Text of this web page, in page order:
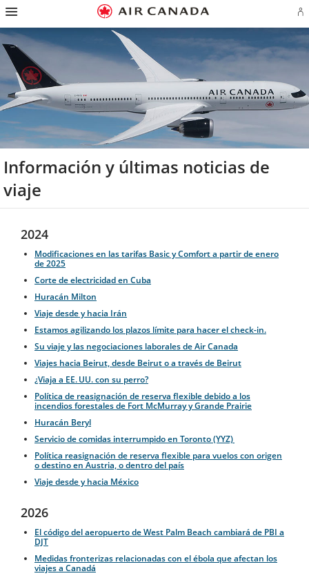
página
de
inicio
Omitir
pasar
la
pantalla
navegación
principal
Omitir
pasar
contenido
campo
de
búsqueda
Omitir
pasar
los
vínculos
pie
de
página
Omitir
pasar
mapa
del
sitio
Omitir
pasar
Contáctenos
Información y últimas noticias de
viaje
2024
Modificaciones en las tarifas Basic y Comfort a partir de enero
de 2025
Corte de electricidad en Cuba
Huracán Milton
Viaje desde y hacia Irán
Estamos agilizando los plazos límite para hacer el check-in.
Su viaje y las negociaciones laborales de Air Canada
Viajes hacia Beirut, desde Beirut o a través de Beirut
¿Viaja a EE. UU. con su perro?
Política de reasignación de reserva flexible debido a los
incendios forestales de Fort McMurray y Grande Prairie
Huracán Beryl
Servicio de comidas interrumpido en Toronto (YYZ)
Política reasignación de reserva flexible para vuelos con origen
o destino en Austria, o dentro del país
Viaje desde y hacia México
2026
El código del aeropuerto de West Palm Beach cambiará de PBI a
DJT
Medidas fronterizas relacionadas con el ébola que afectan los
viajes a Canadá